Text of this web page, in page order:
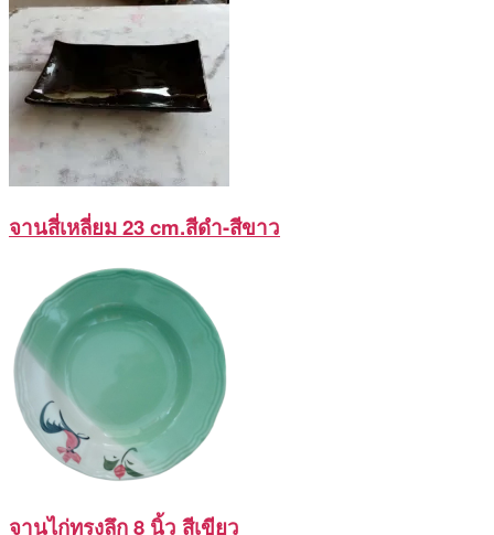
จานสี่เหลี่ยม 23 cm.สีดำ-สีขาว
จานไก่ทรงลึก 8 นิ้ว สีเขียว